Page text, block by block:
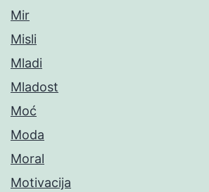
Mir
Misli
Mladi
Mladost
Moć
Moda
Moral
Motivacija